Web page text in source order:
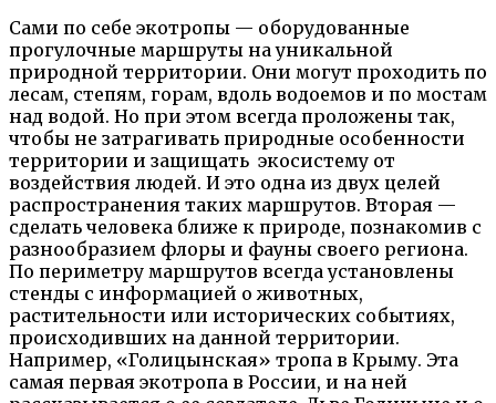
Сами по себе экотропы — оборудованные
прогулочные маршруты на уникальной
природной территории. Они могут проходить по
лесам, степям, горам, вдоль водоемов и по мостам
над водой. Но при этом всегда проложены так,
чтобы не затрагивать природные особенности
территории и защищать экосистему от
воздействия людей. И это одна из двух целей
распространения таких маршрутов. Вторая —
сделать человека ближе к природе, познакомив с
разнообразием флоры и фауны своего региона.
По периметру маршрутов всегда установлены
стенды с информацией о животных,
растительности или исторических событиях,
происходивших на данной территории.
Например, «Голицынская» тропа в Крыму. Эта
самая первая экотропа в России, и на ней